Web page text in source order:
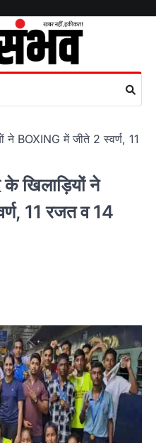
ने BOXING में जीते 2 स्वर्ण, 11
खिलाड़ियों ने
11 रजत व 14